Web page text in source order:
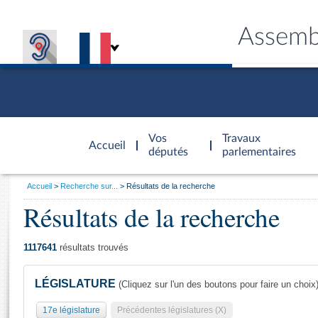
Accueil
d'accueil
Vos
députés
Travaux
parlementaires
Général
Vous
Accueil Recherche sur... Résultats de la recherche
Résultats de la recherche
1117641 résultats trouvés
LÉGISLATURE (Cliquez sur l'un des boutons pour faire un choix)
17e législature Précédentes législatures (X)